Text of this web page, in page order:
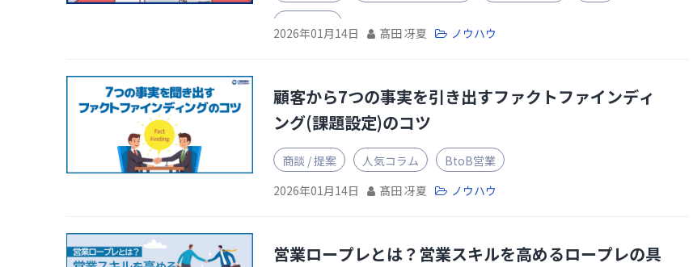
2026年01月14日 髙田 冴夏 ノウハウ
顧客から7つの事実を引き出すファクトファインディ
ング(課題設定)のコツ
商談 / 提案 人気コラム
BtoB営業
2026年01月14日
髙田 冴夏 ノウハウ
営業ロープレとは？営業スキルを高めるロープレの具